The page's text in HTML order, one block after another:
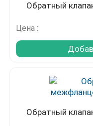
Обратный
Цена :
Обратный